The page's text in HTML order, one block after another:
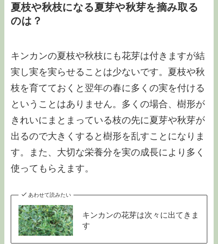
夏枝や秋枝になる夏芽や秋芽を摘み取る
のは？
キンカンの夏枝や秋枝にも花芽は付きますが結
実し実を実らせることは少ないです。夏枝や秋
枝を育てておくと翌年の春に多くの実を付ける
ということはありません。多くの場合、樹形が
きれいにまとまっている枝の先に夏芽や秋芽が
出るので大きくすると樹形を乱すことになりま
す。また、大切な栄養分を実の成長により多く
使ってもらえます。
あわせて読みたい
キンカンの花芽は次々に出てきま
す